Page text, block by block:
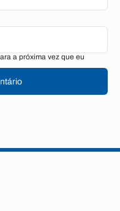
a próxima vez que eu